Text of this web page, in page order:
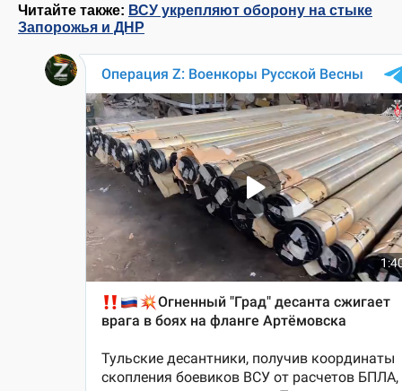
Читайте также: ВСУ укрепляют оборону на стыке
Запорожья и ДНР